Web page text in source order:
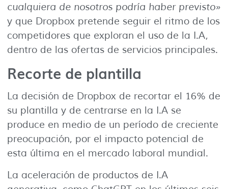
cualquiera de nosotros podría haber previsto»
y que Dropbox pretende seguir el ritmo de los
competidores que exploran el uso de la I.A,
dentro de las ofertas de servicios principales.
Recorte de plantilla
La decisión de Dropbox de recortar el 16% de
su plantilla y de centrarse en la I.A se
produce en medio de un período de creciente
preocupación, por el impacto potencial de
esta última en el mercado laboral mundial.
La aceleración de productos de I.A